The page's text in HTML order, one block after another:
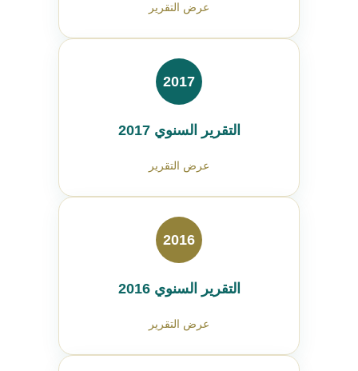
عرض التقرير
2017
التقرير السنوي 2017
عرض التقرير
2016
التقرير السنوي 2016
عرض التقرير